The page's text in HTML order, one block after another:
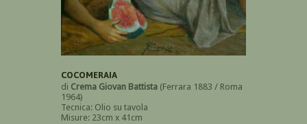
COCOMERAIA
di Crema Giovan Battista (Ferrara 1883 / Roma
1964)
Tecnica: Olio su tavola
Misure: 23cm x 41cm